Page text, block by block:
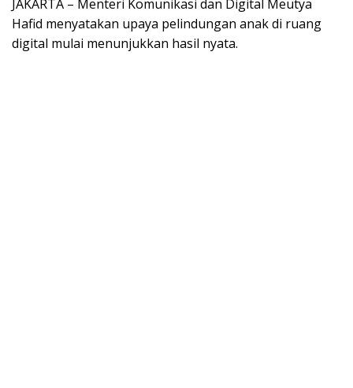
JAKARTA – Menteri Komunikasi dan Digital Meutya
Hafid menyatakan upaya pelindungan anak di ruang
digital mulai menunjukkan hasil nyata.